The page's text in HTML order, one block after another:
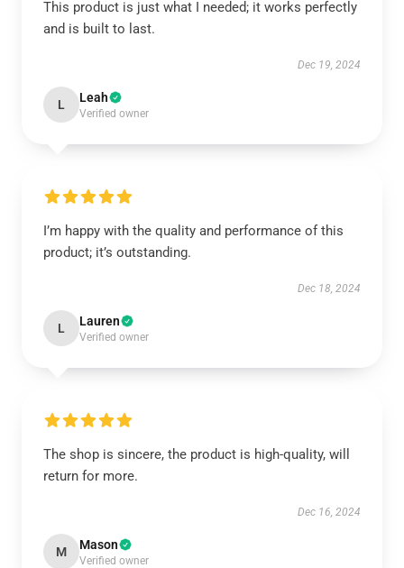
This product is just what I needed; it works perfectly
and is built to last.
Dec 19, 2024
L Leah
Verified owner
I’m happy with the quality and performance of this
product; it’s outstanding.
Dec 18, 2024
L Lauren
Verified owner
The shop is sincere, the product is high-quality, will
return for more.
Dec 16, 2024
M Mason
Verified owner